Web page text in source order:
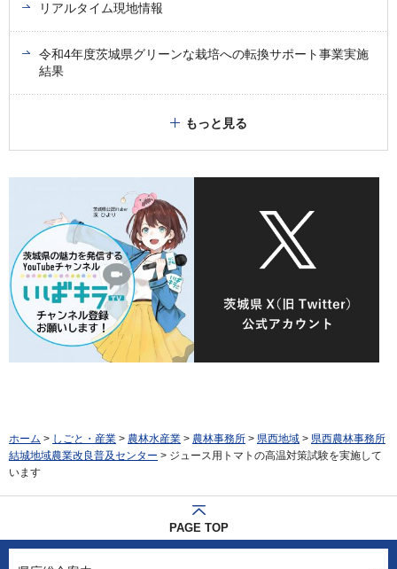
リアルタイム現地情報
令和4年度茨城県グリーンな栽培への転換サポート事業実施
結果
もっと見る
ホーム > しごと・産業 > 農林水産業 > 農林事務所 > 県西地域 > 県西農林事務所
結城地域農業改良普及センター > ジュース用トマトの高温対策試験を実施して
います
PAGE TOP